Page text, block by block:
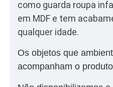
como guarda roupa
em MDF e tem
qualquer idade.
Os objetos que
acompanham o